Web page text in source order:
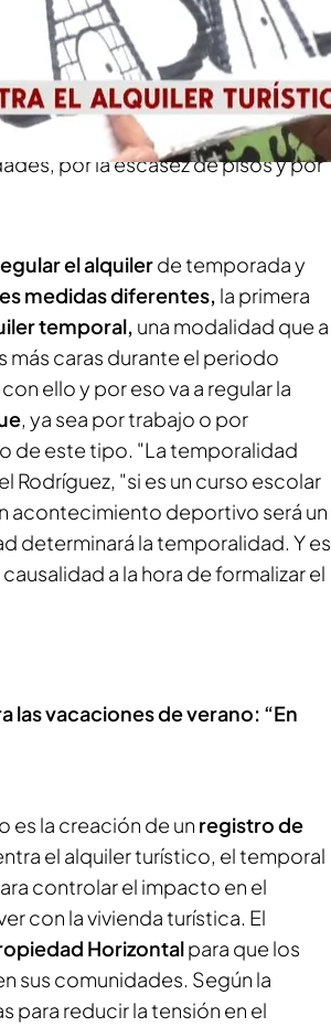
alquileresde temporada y los
pisos
en el vídeo, la ministra de
ha presentado su plan para
despejar el acceso casi
por la escasez de pisos y por
el alquilerde temporada y
medidas diferentes, la primera
temporal, una modalidad que a
más caras durante el periodo
ello y por eso va a regular la
, ya sea por trabajo o por
de este tipo. "La temporalidad
Rodríguez, "si es un curso escolar
acontecimiento deportivo será un
determinará la temporalidad. Y es
a la hora de formalizar el
las vacaciones de verano: “En
es la creación de un registro de
el alquiler turístico, el temporal
controlar el impacto en el
con la vivienda turística. El
Horizontalpara que los
sus comunidades. Según la
para reducir la tensión en el